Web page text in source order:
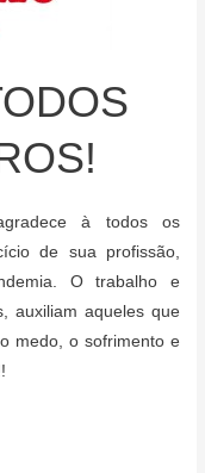
à todos os
de sua profissão,
O trabalho e
auxiliam aqueles que
medo, o sofrimento e